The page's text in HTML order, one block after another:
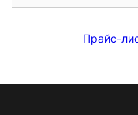
Прайс-